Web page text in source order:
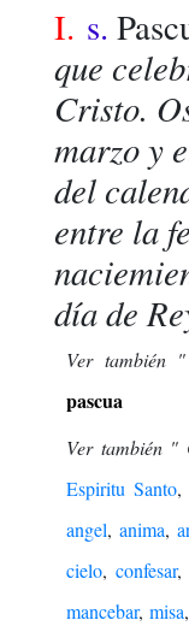
I. s.
que
Cristo.
marzo y
del
entre la
día de
Ver también
pascua
Ver también "
Espiritu Santo,
angel,anima,
cielo, confesar,
mancebar, misa